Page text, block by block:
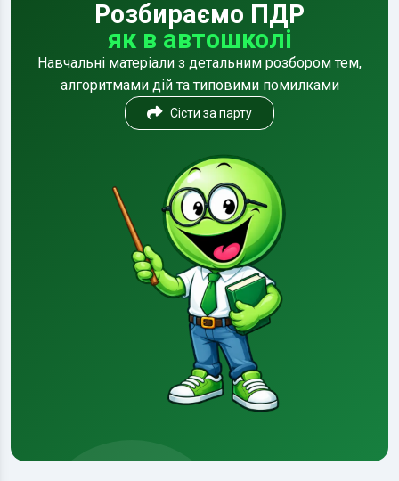
Розбираємо ПДР
як в автошколі
Навчальні матеріали з детальним розбором тем,
алгоритмами дій та типовими помилками
Сісти за парту